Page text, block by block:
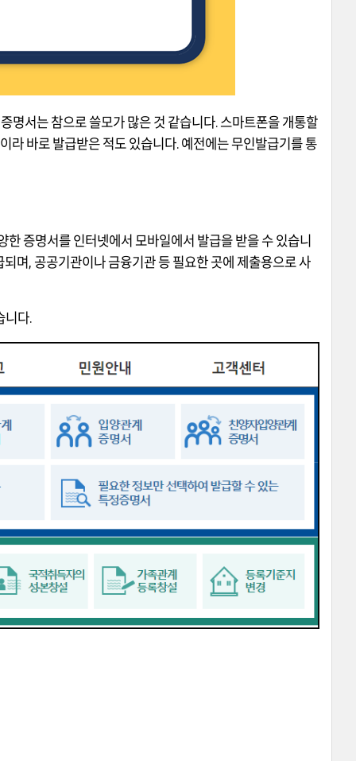
명서는 참으로 쓸모가 많은 것 같습니다. 스마트폰을 개통할
라 바로 발급받은 적도 있습니다. 예전에는 무인발급기를 통
증명서를 인터넷에서 모바일에서 발급을 받을 수 있습니
며, 공공기관이나 금융기관 등 필요한 곳에 제출용으로 사
니다.